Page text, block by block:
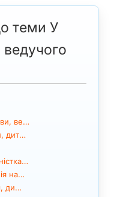
теми У
ведучого
ве…
дит…
на…
ди…